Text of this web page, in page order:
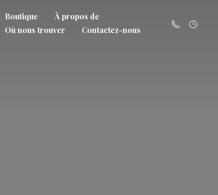
Boutique
À propos de
Où nous trouver
Contactez-nous